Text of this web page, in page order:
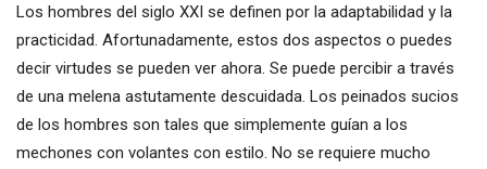
Los hombres del siglo XXI se definen por la adaptabilidad y la
practicidad. Afortunadamente, estos dos aspectos o puedes
decir virtudes se pueden ver ahora. Se puede percibir a través
de una melena astutamente descuidada. Los peinados sucios
de los hombres son tales que simplemente guían a los
mechones con volantes con estilo. No se requiere mucho